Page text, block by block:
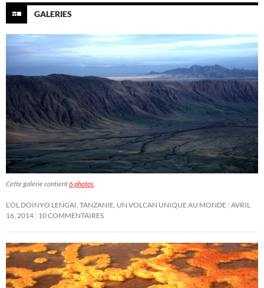
GALERIES
Cette galerie contient6 photos.
L’OL DOINYO LENGAI, TANZANIE, UN VOLCAN UNIQUE AU MONDE AVRIL
16, 2014 10 COMMENTAIRES